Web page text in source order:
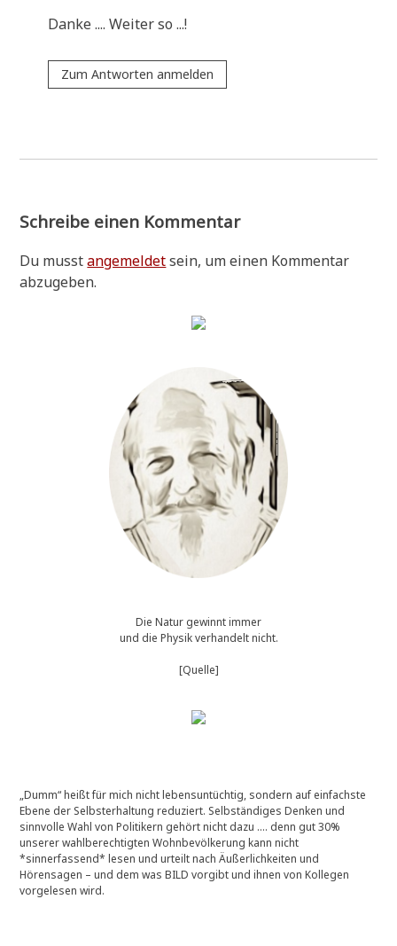
Dan­ke .... Wei­ter so ...!
Zum Antworten anmelden
Schreibe einen Kommentar
Du musstangemeldetsein, um einen Kommentar
abzugeben.
Die Natur gewinnt immer
und die Physik verhandelt nicht.
[Quelle]
„Dumm“ heißt für mich nicht lebensuntüchtig, sondern auf einfachste
Ebene der Selbsterhaltung reduziert. Selbständiges Denken und
sinnvolle Wahl von Politikern gehört nicht dazu …. denn gut 30%
unserer wahlberechtigten Wohnbevölkerung kann nicht
*sinnerfassend* lesen und urteilt nach Äußerlichkeiten und
Hörensagen – und dem was BILD vorgibt und ihnen von Kollegen
vorgelesen wird.